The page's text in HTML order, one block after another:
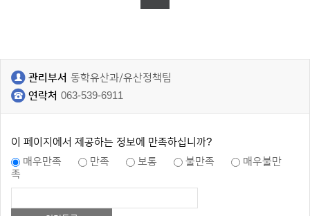
관리부서 동학유산과/유산정책팀
연락처 063-539-6911
이 페이지에서 제공하는 정보에 만족하십니까?
매우만족
만족 보통 불만족
매우불만
족